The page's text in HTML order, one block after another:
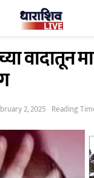
वादातून
2, 2025 Reading